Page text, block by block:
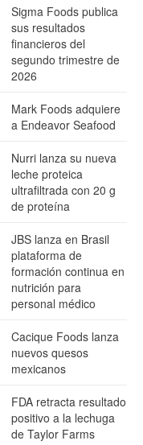
Sigma Foods publica
sus resultados
financieros del
segundo trimestre de
2026
Mark Foods adquiere
a Endeavor Seafood
Nurri lanza su nueva
leche proteica
ultrafiltrada con 20 g
de proteína
JBS lanza en Brasil
plataforma de
formación continua en
nutrición para
personal médico
Cacique Foods lanza
nuevos quesos
mexicanos
FDA retracta resultado
positivo a la lechuga
de Taylor Farms